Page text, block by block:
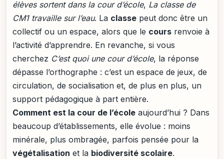
élèves sortent dans la cour d’école, La classe de
CM1 travaille sur l’eau. La classe peut donc être un
collectif ou un espace, alors que le cours renvoie à
l’activité d’apprendre. En revanche, si vous
cherchez C’est quoi une cour d’école, la réponse
dépasse l’orthographe : c’est un espace de jeux, de
circulation, de socialisation et, de plus en plus, un
support pédagogique à part entière.
Comment est la cour de l’école aujourd’hui ? Dans
beaucoup d’établissements, elle évolue : moins
minérale, plus ombragée, parfois pensée pour la
végétalisation et la biodiversité scolaire.